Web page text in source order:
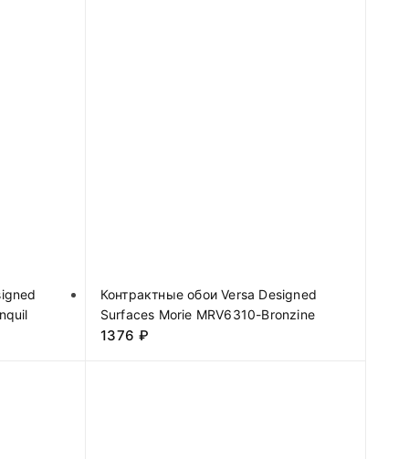
Контрактные обои Versa Designed
Surfaces Morie MRV6310-Bronzine
1376₽